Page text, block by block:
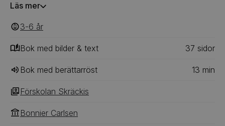
hon blir också bortglömd på fruktstunden, utanför i
ser henne. Men när det ska lekas kurragömma, då är
det kanske bra att vara ett spöke som både är
osynligt och som kan flyga? Boo kan gömma sig bäst
av alla OCH skrämma slag på den läskiga
människotanten som alla skräckisbarnen är livrädda
för … Skräckis är som vilken förskola som helst - här
har barnen samling, äter mellis, vilar, leker och har
kul. Men här går bara läskiga ungar, som älskar att
skrämmas, bitas och spöka runt!
Läs mer
3-6 ‎‎ år
Bok med bilder & text 37 ‎‎ sidor
Bok med berättarröst 13 min
Förskolan Skräckis
Bonnier Carlsen